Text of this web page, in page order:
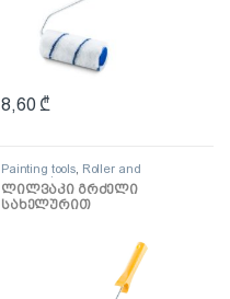
8,60 ₾
Painting tools
Roller and
accessories
ლილვაკი გრძელი
სახელურით